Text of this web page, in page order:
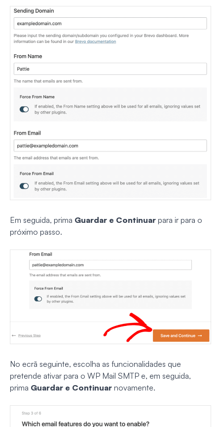
Em seguida, prima Guardar e Continuar para ir para o
próximo passo.
No ecrã seguinte, escolha as funcionalidades que
pretende ativar para o WP Mail SMTP e, em seguida,
prima Guardar e Continuar novamente.